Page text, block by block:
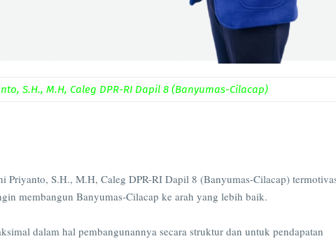
S.H., M.H, Caleg DPR-RI Dapil 8 (Banyumas-Cilacap)
S.H., M.H, Caleg DPR-RI Dapil 8 (Banyumas-Cilacap)
membangun Banyumas-Cilacap ke arah yang lebih baik.
dalam hal pembangunannya secara struktur dan untuk pendapatan